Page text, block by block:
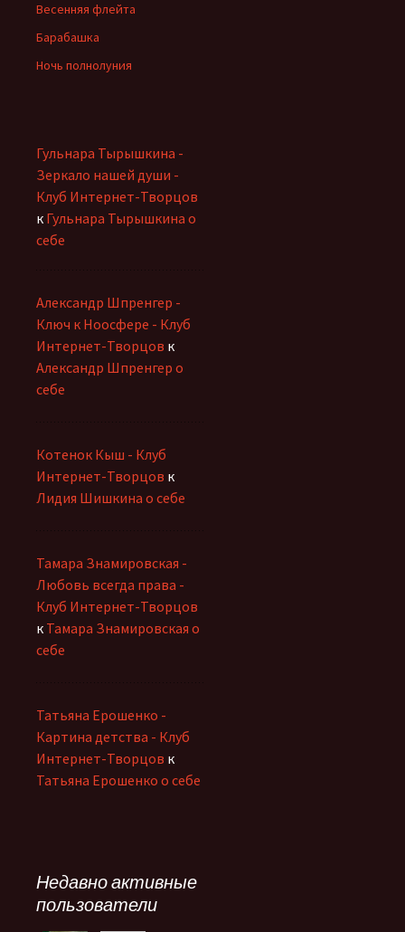
Весенняя флейта
Барабашка
Ночь полнолуния
Гульнара Тырышкина -
Зеркало нашей души -
Клуб Интернет-Творцов
к Гульнара Тырышкина о
себе
Александр Шпренгер -
Ключ к Ноосфере - Клуб
Интернет-Творцов к
Александр Шпренгер о
себе
Котенок Кыш - Клуб
Интернет-Творцов к
Лидия Шишкина о себе
Тамара Знамировская -
Любовь всегда права -
Клуб Интернет-Творцов
к Тамара Знамировская о
себе
Татьяна Ерошенко -
Картина детства - Клуб
Интернет-Творцов к
Татьяна Ерошенко о себе
Недавно активные
пользователи